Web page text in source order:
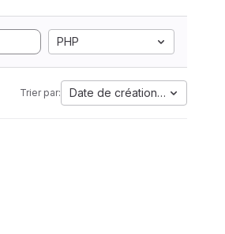
PHP
Trier par: Date de création la plus